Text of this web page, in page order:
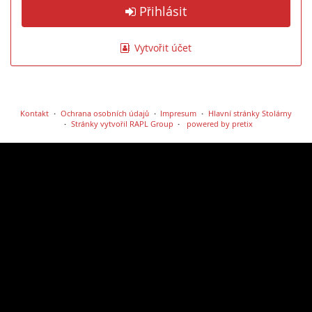
Přihlásit
Vytvořit účet
Kontakt Ochrana osobních údajů Impresum
Hlavní stránky Stolárny
Stránky vytvořil RAPL Group
powered by pretix